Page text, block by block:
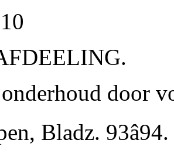
door
Bladz. 93â94.